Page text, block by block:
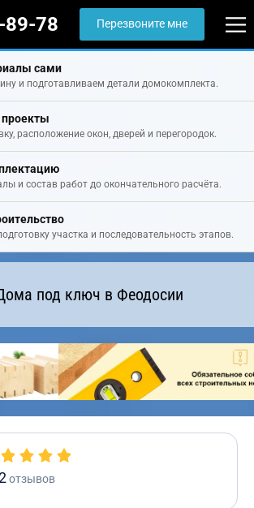
89-78 Перезвоните мне
сами
и подготавливаем детали домокомплекта.
расположение окон, дверей и перегородок.
и состав работ до окончательного расчёта.
участка и последовательность этапов.
под ключ в Феодосии
отзывов